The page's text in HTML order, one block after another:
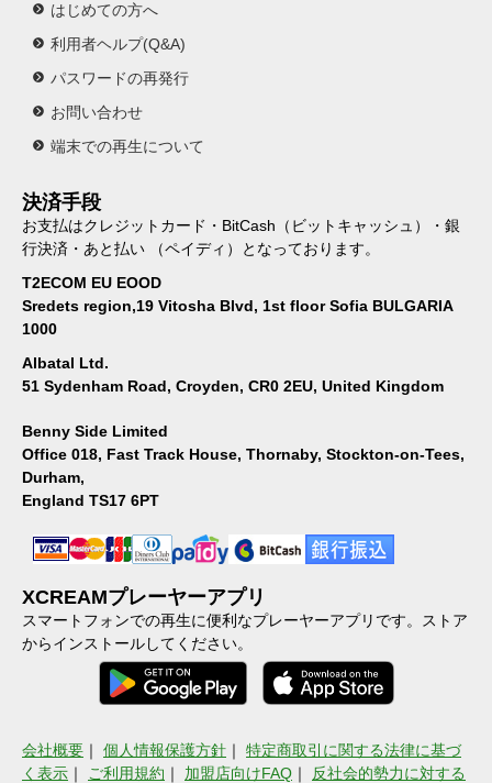
はじめての方へ
利用者ヘルプ(Q&A)
パスワードの再発行
お問い合わせ
端末での再生について
決済手段
お支払はクレジットカード・BitCash（ビットキャッシュ）・銀
行決済・あと払い （ペイディ）となっております。
T2ECOM EU EOOD
Sredets region,19 Vitosha Blvd, 1st floor Sofia BULGARIA
1000
Albatal Ltd.
51 Sydenham Road, Croyden, CR0 2EU, United Kingdom
Benny Side Limited
Office 018, Fast Track House, Thornaby, Stockton-on-Tees,
Durham,
England TS17 6PT
XCREAMプレーヤーアプリ
スマートフォンでの再生に便利なプレーヤーアプリです。ストア
からインストールしてください。
会社概要 ｜ 個人情報保護方針 ｜ 特定商取引に関する法律に基づ
く表示 ｜ ご利用規約 ｜ 加盟店向けFAQ ｜ 反社会的勢力に対する